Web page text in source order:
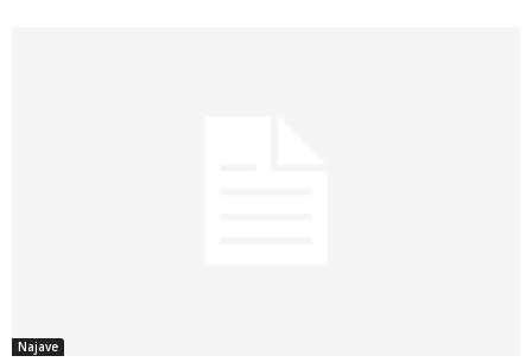
Najave